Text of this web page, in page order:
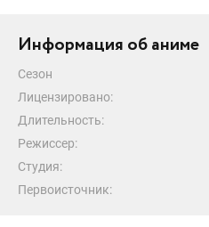
Информация об аниме
Сезон
Лицензировано:
Длительность:
Режиссер:
Студия:
Первоисточник: